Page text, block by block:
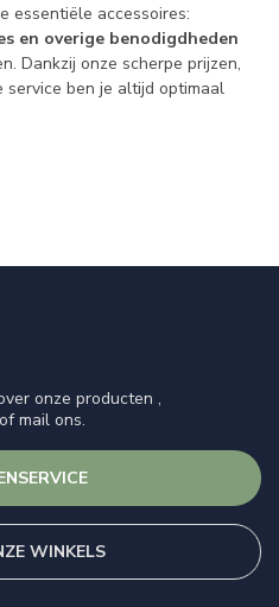
essentiële accessoires:
en overige benodigdheden
Dankzij onze scherpe prijzen,
ben je altijd optimaal
onze producten ,
mail ons.
WINKELS